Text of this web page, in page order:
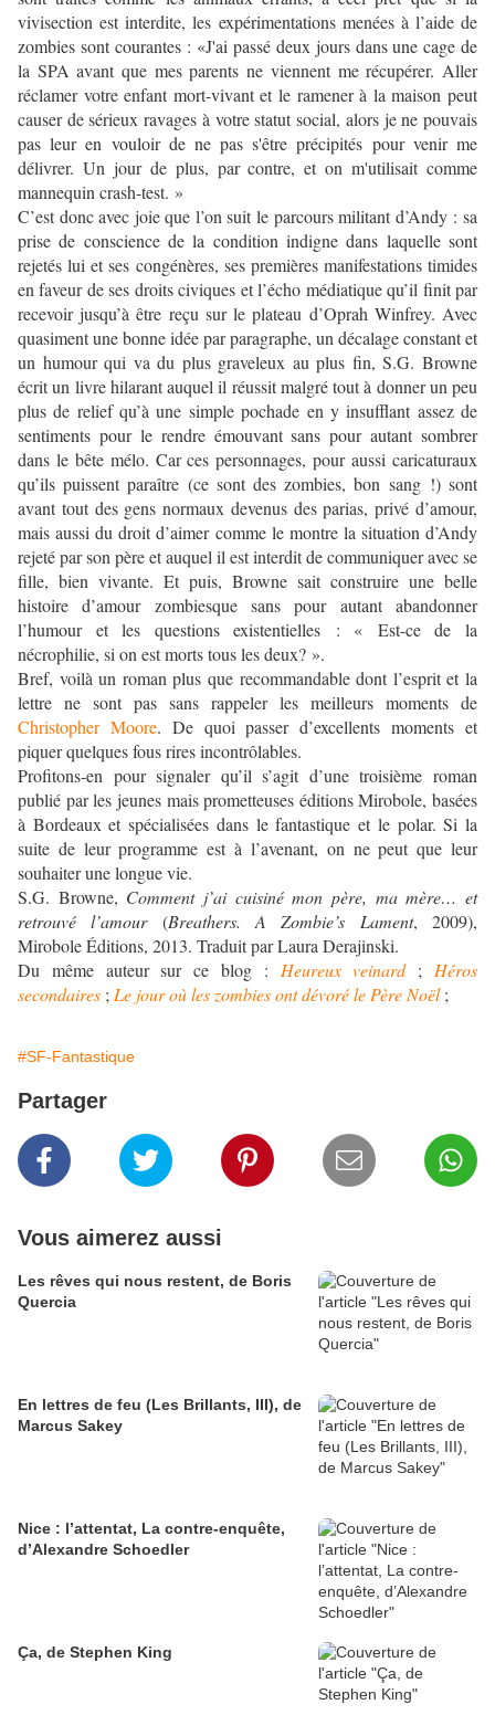
vivisection est interdite, les expérimentations menées à l’aide de
zombies sont courantes : «J'ai passé deux jours dans une cage de
la SPA avant que mes parents ne viennent me récupérer. Aller
réclamer votre enfant mort-vivant et le ramener à la maison peut
causer de sérieux ravages à votre statut social, alors je ne pouvais
pas leur en vouloir de ne pas s'être précipités pour venir me
délivrer. Un jour de plus, par contre, et on m'utilisait comme
mannequin crash-test. »
C’est donc avec joie que l’on suit le parcours militant d’Andy : sa
prise de conscience de la condition indigne dans laquelle sont
rejetés lui et ses congénères, ses premières manifestations timides
en faveur de ses droits civiques et l’écho médiatique qu’il finit par
recevoir jusqu’à être reçu sur le plateau d’Oprah Winfrey. Avec
quasiment une bonne idée par paragraphe, un décalage constant et
un humour qui va du plus graveleux au plus fin, S.G. Browne
écrit un livre hilarant auquel il réussit malgré tout à donner un peu
plus de relief qu’à une simple pochade en y insufflant assez de
sentiments pour le rendre émouvant sans pour autant sombrer
dans le bête mélo. Car ces personnages, pour aussi caricaturaux
qu’ils puissent paraître (ce sont des zombies, bon sang !) sont
avant tout des gens normaux devenus des parias, privé d’amour,
mais aussi du droit d’aimer comme le montre la situation d’Andy
rejeté par son père et auquel il est interdit de communiquer avec se
fille, bien vivante. Et puis, Browne sait construire une belle
histoire d’amour zombiesque sans pour autant abandonner
l’humour et les questions existentielles : « Est-ce de la
nécrophilie, si on est morts tous les deux? ».
Bref, voilà un roman plus que recommandable dont l’esprit et la
lettre ne sont pas sans rappeler les meilleurs moments de
Christopher Moore. De quoi passer d’excellents moments et
piquer quelques fous rires incontrôlables.
Profitons-en pour signaler qu’il s’agit d’une troisième roman
publié par les jeunes mais prometteuses éditions Mirobole, basées
à Bordeaux et spécialisées dans le fantastique et le polar. Si la
suite de leur programme est à l’avenant, on ne peut que leur
souhaiter une longue vie.
S.G. Browne, Comment j’ai cuisiné mon père, ma mère… et
retrouvé l’amour(Breathers. A Zombie’s Lament, 2009),
Mirobole Éditions, 2013. Traduit par Laura Derajinski.
Du même auteur sur ce blog : Heureux veinard; Héros
secondaires ; Le jour où les zombies ont dévoré le Père Noël;
#SF-Fantastique
Partager
Vous aimerez aussi
Les rêves qui nous restent, de Boris
Quercia
En lettres de feu (Les Brillants, III), de
Marcus Sakey
Nice : l’attentat, La contre-enquête,
d’Alexandre Schoedler
Ça, de Stephen King